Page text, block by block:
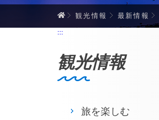
ホーム
観光情報 最新情報
観光情報
:::
旅を楽しむ